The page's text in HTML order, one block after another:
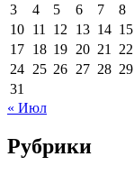
3
4 5 6 7 8
10 11 12 13 14 15
17 18 19 20 21 22
24 25 26 27 28 29
31
« Июл
Рубрики